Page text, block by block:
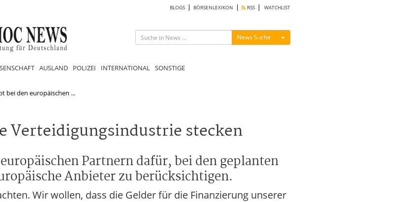
BLOGS BÖRSENLEXIKON RSS WATCHLIST
News Suche Menü ein-/ausblenden
AUSLAND POLIZEI INTERNATIONAL SONSTIGE
bei den europäischen ...
Verteidigungsindustrie stecken
Partnern dafür, bei den geplanten
Anbieter zu berücksichtigen.
Wir wollen, dass die Gelder für die Finanzierung unserer